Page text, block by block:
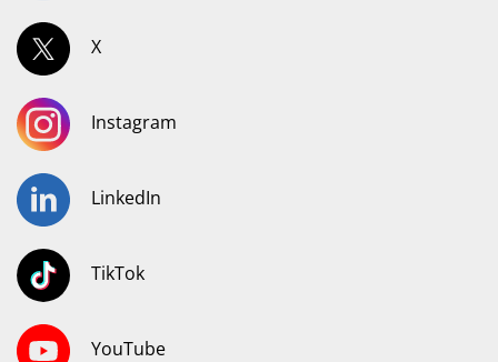
X
Instagram
LinkedIn
TikTok
YouTube